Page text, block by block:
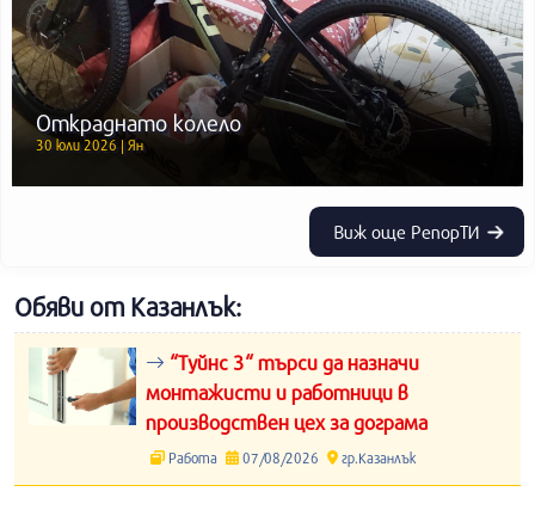
Откраднато колело
30 юли 2026 | Ян
Виж още РепорТИ
Обяви от Казанлък:
“Туйнс 3“ търси да назначи
монтажисти и работници в
производствен цех за дограма
Работа 07/08/2026 гр.Казанлък